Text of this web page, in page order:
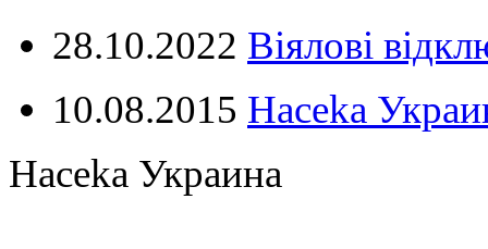
28.10.2022 Віялові
10.08.2015 Haceka
Haceka Украина